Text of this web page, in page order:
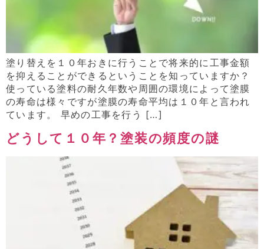
塗り替えを１０年おきに行うことで将来的に工事金額
を抑えることができるということを知っていますか？
使っている塗料の耐久年数や周囲の環境によって塗膜
の寿命は様々ですが塗膜の寿命平均は１０年と言われ
ています。 早めの工事を行う […]
どうして１０年？塗装の頻度の謎